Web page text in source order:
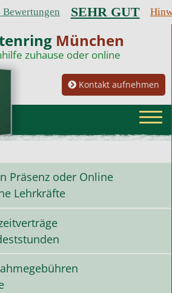
Bewertungen SEHR GUT
München
zuhause oder online
Kontakt aufnehmen
Präsenz oder Online
Lehrkräfte